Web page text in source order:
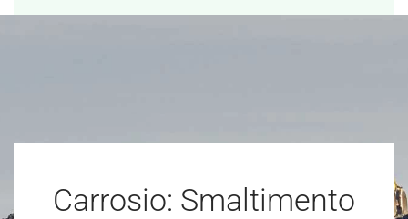
Carrosio: Smaltimento